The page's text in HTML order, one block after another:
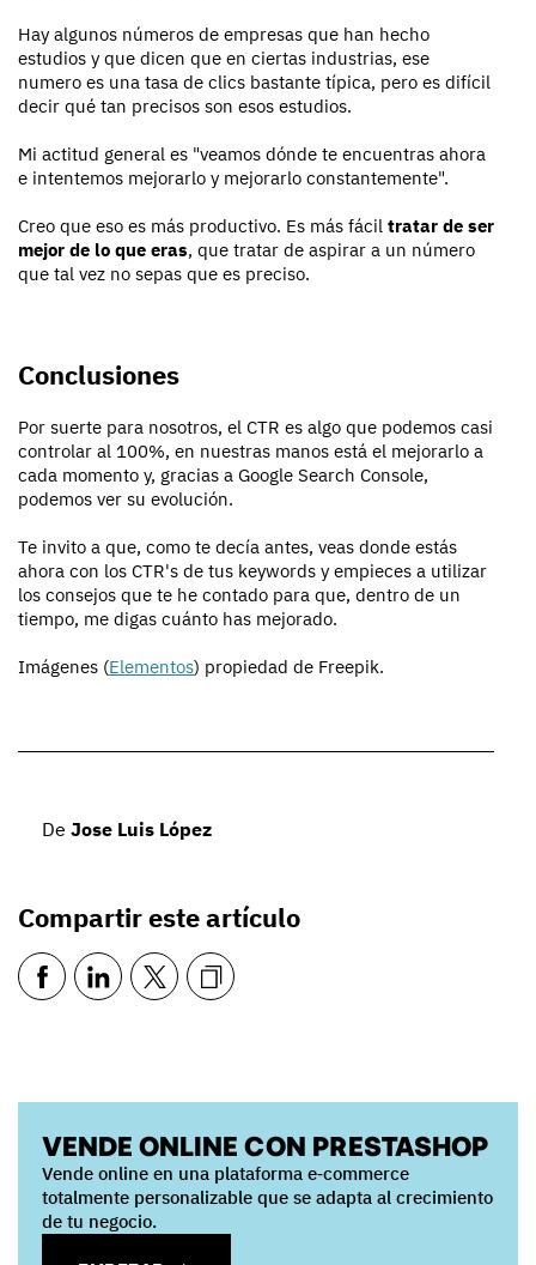
Hay algunos números de empresas que han hecho
estudios y que dicen que en ciertas industrias, ese
numero es una tasa de clics bastante típica, pero es difícil
decir qué tan precisos son esos estudios.
Mi actitud general es "veamos dónde te encuentras ahora
e intentemos mejorarlo y mejorarlo constantemente".
Creo que eso es más productivo. Es más fácil tratar de ser
mejor de lo que eras, que tratar de aspirar a un número
que tal vez no sepas que es preciso.
Conclusiones
Por suerte para nosotros, el CTR es algo que podemos casi
controlar al 100%, en nuestras manos está el mejorarlo a
cada momento y, gracias a Google Search Console,
podemos ver su evolución.
Te invito a que, como te decía antes, veas donde estás
ahora con los CTR's de tus keywords y empieces a utilizar
los consejos que te he contado para que, dentro de un
tiempo, me digas cuánto has mejorado.
Imágenes (Elementos) propiedad de Freepik.
De Jose Luis López
Compartir este artículo
VENDE ONLINE CON PRESTASHOP
Vende online en una plataforma e‑commerce
totalmente personalizable que se adapta al crecimiento
de tu negocio.